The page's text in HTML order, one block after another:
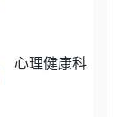
心理健康科